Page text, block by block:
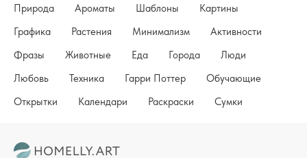
Природа
Ароматы Шаблоны
Картины
Графика
Растения Минимализм
Активности
Фразы
Животные Еда Города
Люди
Любовь
Техника Гарри Поттер
Обучающие
Открытки
Календари Раскраски Сумки